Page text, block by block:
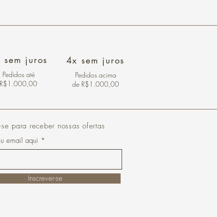
sem juros
Pedidos até
R$1.000,00
4x sem juros
Pedidos acima
de R$1.000,00
para receber nossas ofertas
email aqui
Inscrever-se